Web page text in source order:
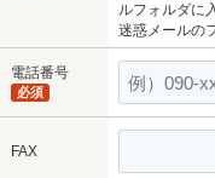
ルフォルダに
迷惑メールの
電話番号
必須
FAX